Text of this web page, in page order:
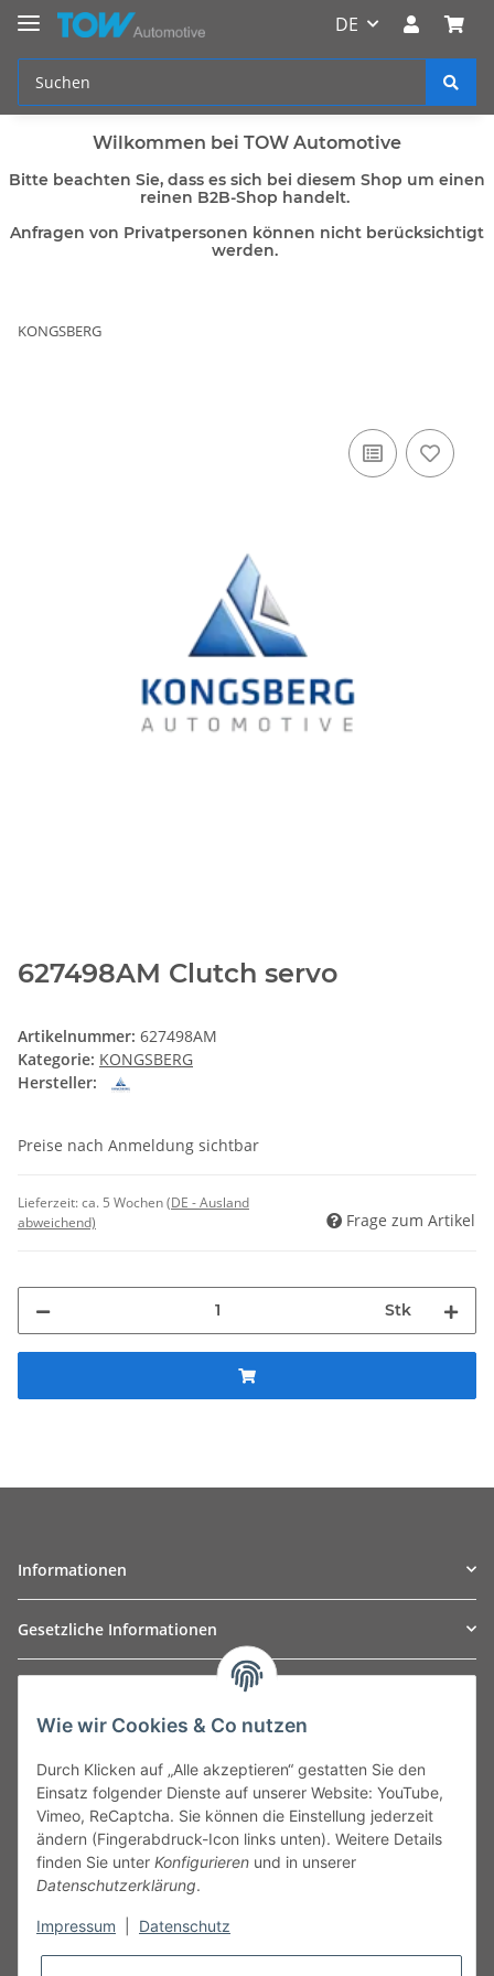
DE
Wilkommen bei TOW Automotive
Bitte beachten Sie, dass es sich bei diesem Shop um einen
reinen B2B-Shop handelt.
Anfragen von Privatpersonen können nicht berücksichtigt
werden.
KONGSBERG
627498AM Clutch servo
Artikelnummer: 627498AM
Kategorie: KONGSBERG
Hersteller:
Preise nach Anmeldung sichtbar
Lieferzeit:ca. 5 Wochen(DE - Ausland
abweichend)
Frage zum Artikel
Stk
Informationen
Gesetzliche Informationen
Leibnizstraße 2a
Germany
Phone:+49 40 5287270
Fax:+49 40 5281050
Email:sales@tow-automotive.de
Wie wir Cookies & Co nutzen
Durch Klicken auf „Alle akzeptieren“ gestatten Sie den
Einsatz folgender Dienste auf unserer Website: YouTube,
Vimeo, ReCaptcha. Sie können die Einstellung jederzeit
ändern (Fingerabdruck-Icon links unten). Weitere Details
finden Sie unter Konfigurieren und in unserer
Datenschutzerklärung.
Impressum Datenschutz